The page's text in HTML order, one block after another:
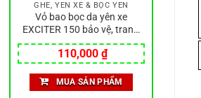
GHẾ, YÊN XE & BỌC YÊN
Vỏ bao bọc da yên xe
EXCITER 150 bảo vệ, trang
trí xe máy siêu đẹp
110,000₫
MUA SẢN PHẨM